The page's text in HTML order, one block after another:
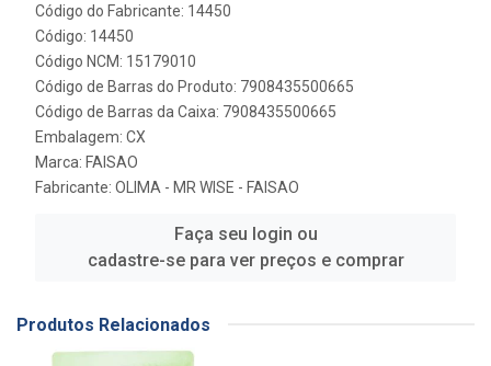
Código do Fabricante: 14450
Código: 14450
Código NCM: 15179010
Código de Barras do Produto: 7908435500665
Código de Barras da Caixa: 7908435500665
Embalagem: CX
Marca: FAISAO
Fabricante: OLIMA - MR WISE - FAISAO
Faça seu login ou
cadastre-se para ver preços e comprar
Produtos Relacionados